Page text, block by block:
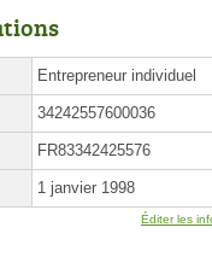
Entrepreneur individuel
34242557600036
FR83342425576
1 janvier 1998
Éditer les